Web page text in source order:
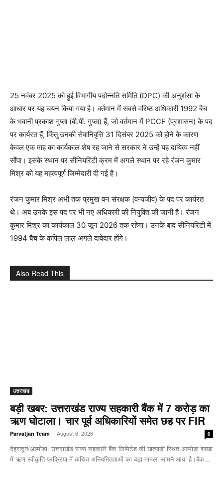
25 नवंबर 2025 को हुई विभागीय पदोन्नति समिति (DPC) की अनुशंसा के
आधार पर यह चयन किया गया है। वर्तमान में सबसे वरिष्ठ अधिकारी 1992 बैच
के भवानी प्रकाश गुप्ता (बी.पी. गुप्ता) हैं, जो वर्तमान में PCCF (प्रशासन) के पद
पर कार्यरत हैं, किंतु उनकी सेवानिवृत्ति 31 दिसंबर 2025 को होने के कारण
केवल एक माह का कार्यकाल शेष रह जाने से सरकार ने उन्हें यह दायित्व नहीं
सौंपा। इसके स्थान पर सीनियरिटी क्रम में अगले स्थान पर रहे रंजन कुमार
मिश्र को यह महत्वपूर्ण जिम्मेदारी दी गई है।
रंजन कुमार मिश्र अभी तक प्रमुख वन संरक्षक (वन्यजीव) के पद पर कार्यरत
थे। अब उनके इस पद पर भी नए अधिकारी की नियुक्ति की जानी है। रंजन
कुमार मिश्र का कार्यकाल 30 जून 2026 तक रहेगा। उनके बाद सीनियरिटी में
1994 बैच के कपिल लाल अगले दावेदार होंगे।
Also Read This
उत्तराखंड
बड़ी खबर: उत्तराखंड राज्य सहकारी बैंक में 7 करोड़ का
ऋण घोटाला। चार पूर्व अधिकारियों समेत छह पर FIR
Parvatjan Team - August 6, 2026 0
देहरादून/अल्मोड़ा: उत्तराखंड राज्य सहकारी बैंक लिमिटेड की खत्याड़ी स्थित अल्मोड़ा शाखा
में ऋण स्वीकृति प्रक्रिया में कथित अनियमितताओं का बड़ा मामला सामने आया है।बैंक...